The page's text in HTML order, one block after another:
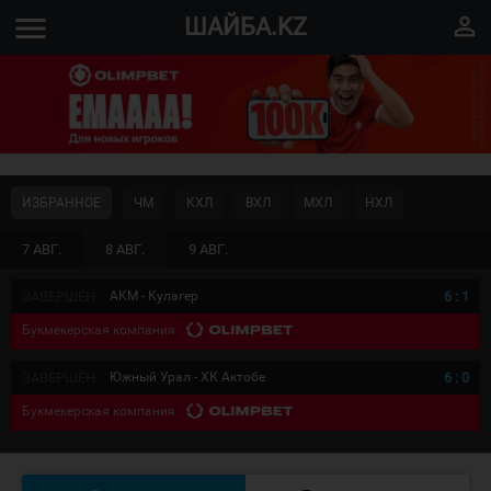
menu ШАЙБА.KZ perm_identity
7 АВГ. 8 АВГ. 9 АВГ.
ИЗБРАННОЕ ЧМ КХЛ ВХЛ МХЛ НХЛ
АКМ - Кулагер 6 : 1
Букмекерская компания
Южный Урал - ХК Актобе 6 : 0
Букмекерская компания